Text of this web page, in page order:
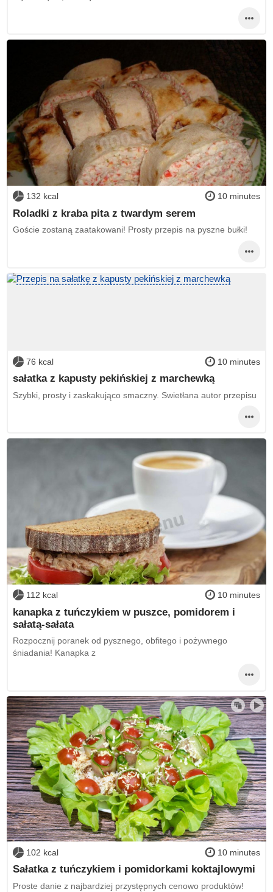
132 kcal 10 minutes
Roladki z kraba pita z twardym serem
Goście zostaną zaatakowani! Prosty przepis na pyszne bułki!
76 kcal 10 minutes
sałatka z kapusty pekińskiej z marchewką
Szybki, prosty i zaskakująco smaczny. Swietłana autor przepisu
112 kcal 10 minutes
kanapka z tuńczykiem w puszce, pomidorem i
sałatą-sałata
Rozpocznij poranek od pysznego, obfitego i pożywnego
śniadania! Kanapka z
102 kcal 10 minutes
Sałatka z tuńczykiem i pomidorkami koktajlowymi
Proste danie z najbardziej przystępnych cenowo produktów!